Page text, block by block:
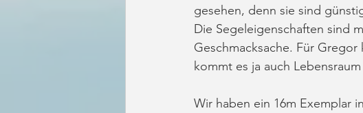
gesehen, denn sie sind
Die Segeleigenschaften sind
Geschmacksache. Für
kommt es ja auch
Wir haben ein 16m Exemplar